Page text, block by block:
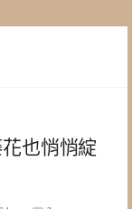
也悄悄綻